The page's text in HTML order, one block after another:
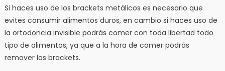
Si haces uso de los brackets metálicos es necesario que
evites consumir alimentos duros, en cambio si haces uso de
la ortodoncia invisible podrás comer con toda libertad todo
tipo de alimentos, ya que a la hora de comer podrás
remover los brackets.